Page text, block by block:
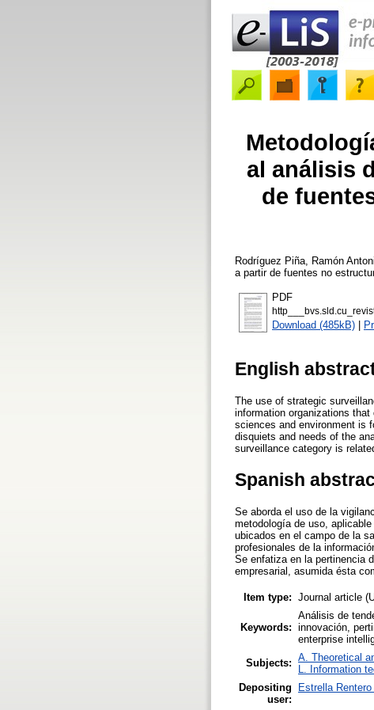
al análisis
de
Rodríguez Piña, Ramón
a partir de fuentes no
PDF
Download (485kB) |
English
The use of strategic
information organizations
sciences and environment is
disquiets and needs of the
surveillance category is
Spanish
Se aborda el uso de la
metodología de uso,
ubicados en el campo de la
profesionales de la
Se enfatiza en la pertinencia
empresarial, asumida ésta
Item type: Journal article
Keywords:
Análisis de
innovación,
enterprise
Subjects: A. Theoretical
L. Information
Depositing
user:
Estrella